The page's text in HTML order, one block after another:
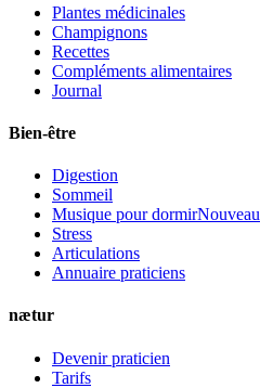
Plantes médicinales
Champignons
Recettes
Compléments alimentaires
Journal
Bien-être
Digestion
Sommeil
Musique pour dormirNouveau
Stress
Articulations
Annuaire praticiens
nætur
Devenir praticien
Tarifs